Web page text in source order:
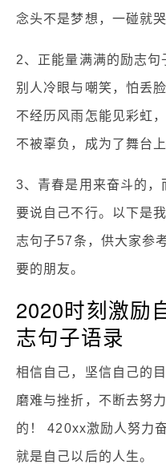
念头不是梦想，一碰就
2、正能量满满的励志
别人冷眼与嘲笑，怕丢
不经历风雨怎能见彩虹
不被辜负，成为了舞台
3、青春是用来奋斗的，
要说自己不行。以下是
志句子57条，供大家参
要的朋友。
2020时刻激励
志句子语录
相信自己，坚信自己的
磨难与挫折，不断去努
的！ 420xx激励人努力
就是自己以后的人生。